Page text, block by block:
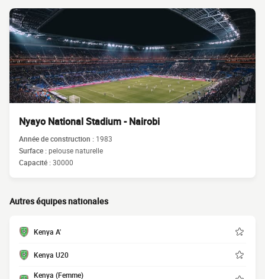
Nyayo National Stadium - Nairobi
Année de construction : 1983
Surface :pelouse naturelle
Capacité :30000
Autres équipes nationales
Kenya A'
Kenya U20
Kenya (Femme)